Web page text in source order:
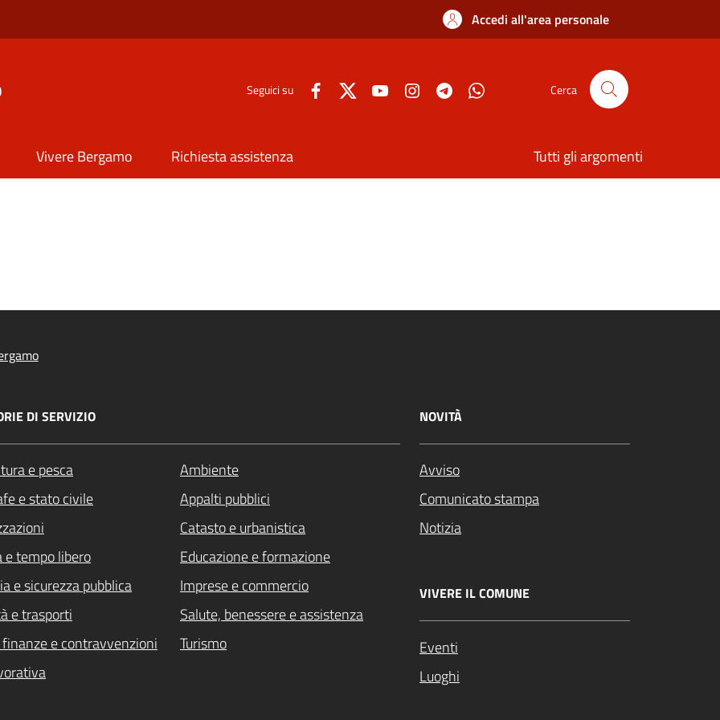
Accedi all'area personale
Seguici su Cerca
Vivere Bergamo Richiesta assistenza Tutti gli argomenti
DI SERVIZIO
e pesca
Ambiente
e stato civile
Appalti pubblici
Catasto e urbanistica
e tempo libero
Educazione e formazione
e sicurezza pubblica
Imprese e commercio
e trasporti
Salute, benessere e assistenza
finanze e contravvenzioni
Turismo
NOVITÀ
Avviso
Comunicato stampa
Notizia
VIVERE IL COMUNE
Eventi
Luoghi